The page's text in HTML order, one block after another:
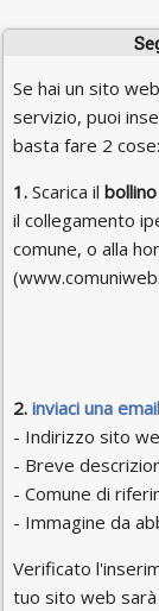
Se hai un sito
servizio, puoi
basta fare 2 cose:
1.Scarica il bollino
il collegamento
comune, o alla
2. inviaci una email
- Indirizzo sito
- Breve
- Comune di
- Immagine da
Verificato
tuo sito web